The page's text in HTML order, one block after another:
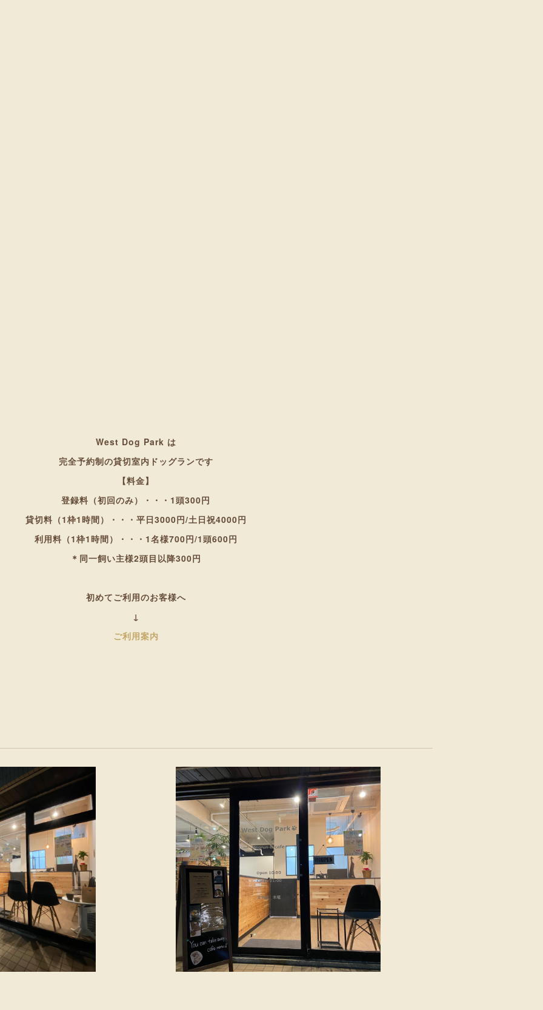
West Dog Park は
完全予約制の貸切室内ドッグランです
【料金】
登録料（初回のみ）・・・1頭300円
貸切料（1枠1時間）・・・平日3000円/土日祝4000円
利用料（1枠1時間）・・・1名様700円/1頭600円
＊同一飼い主様2頭目以降300円
初めてご利用のお客様へ
↓
ご利用案内